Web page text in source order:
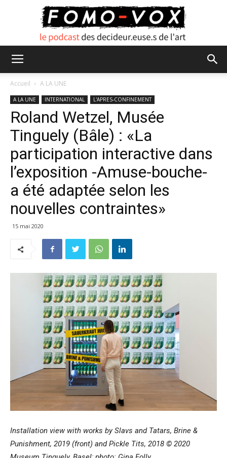
VOX
Accueil A LA UNE
A LA UNE INTERNATIONAL L'APRES-CONFINEMENT
Roland Wetzel, Musée
Tinguely (Bâle) : «La
participation interactive dans
l’exposition -Amuse-bouche-
a été adaptée selon les
nouvelles contraintes»
15 mai 2020
Installation view with works by Slavs and Tatars, Brine &
Punishment, 2019 (front) and Pickle Tits, 2018 © 2020